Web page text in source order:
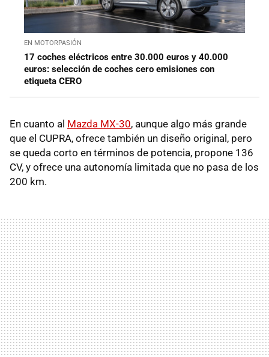
EN MOTORPASIÓN
17 coches eléctricos entre 30.000 euros y 40.000
euros: selección de coches cero emisiones con
etiqueta CERO
En cuanto al Mazda MX-30, aunque algo más grande
que el CUPRA, ofrece también un diseño original, pero
se queda corto en términos de potencia, propone 136
CV, y ofrece una autonomía limitada que no pasa de los
200 km.